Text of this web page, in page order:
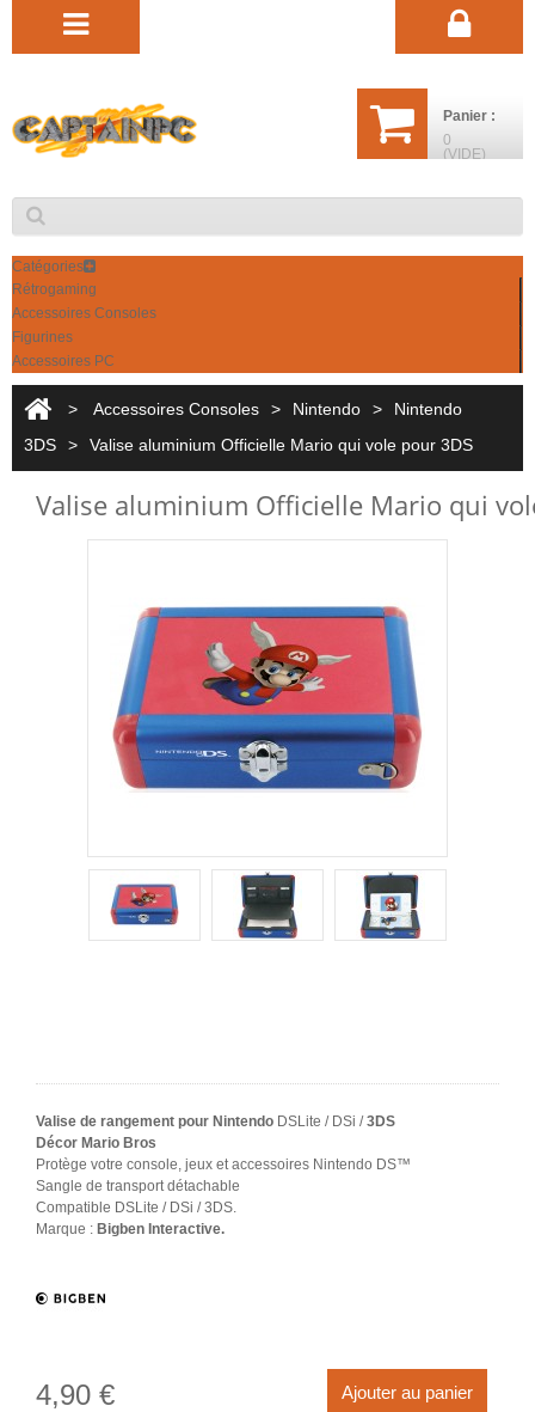
Panier :
0
(VIDE)
Catégories
Rétrogaming
Accessoires Consoles
Figurines
Accessoires PC
> Accessoires Consoles > Nintendo >
Nintendo
3DS
> Valise aluminium Officielle Mario qui vole pour 3DS
Valise aluminium Officielle Mario qui
Valise de rangement pour NintendoDSLite / DSi /3DS
Décor Mario Bros
Protège votre console, jeux et accessoires Nintendo DS™
Sangle de transport détachable
Compatible DSLite / DSi / 3DS.
Marque : Bigben Interactive.
4,90 € Ajouter au panier